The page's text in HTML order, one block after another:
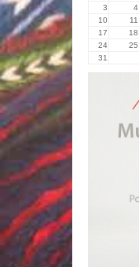
3
4
10
11
17
18
24
25
31